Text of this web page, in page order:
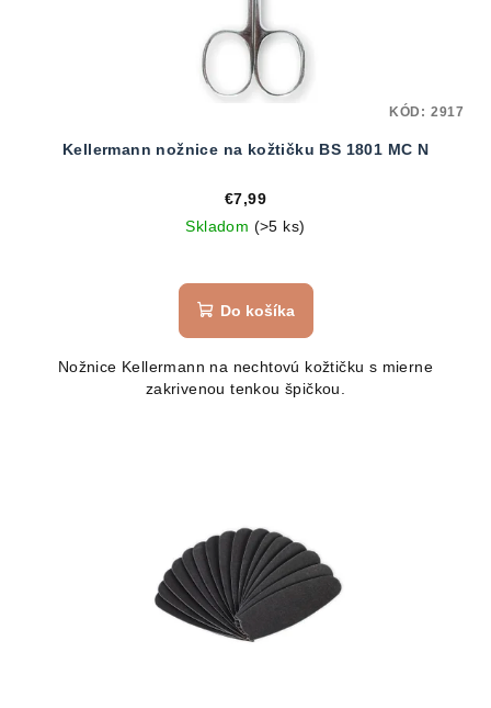
Kellermann nožnice na kožtičku BS 1801 MC N
€7,99
Skladom (>5 ks)
hodnotenie
produktu
z
5
Do košíka
Nožnice Kellermann na nechtovú kožtičku s mierne
zakrivenou tenkou špičkou.
KÓD: 2917